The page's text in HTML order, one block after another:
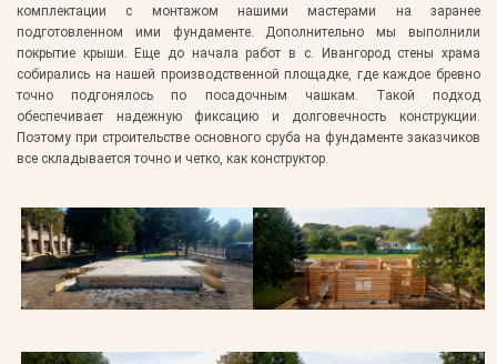
комплектации с монтажом нашими мастерами на заранее
подготовленном ими фундаменте. Дополнительно мы выполнили
покрытие крыши. Еще до начала работ в с. Ивангород стены храма
собирались на нашей производственной площадке, где каждое бревно
точно подгонялось по посадочным чашкам. Такой подход
обеспечивает надежную фиксацию и долговечность конструкции.
Поэтому при строительстве основного сруба на фундаменте заказчиков
все складывается точно и четко, как конструктор.